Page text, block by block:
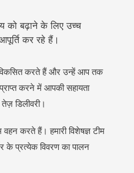
को बढ़ाने के लिए उच्च
कर रहे हैं।
विकसित करते हैं और उन्हें आप तक
करने में आपकी सहायता
डिलीवरी।
करते हैं। हमारी विशेषज्ञ टीम
प्रत्येक विवरण का पालन